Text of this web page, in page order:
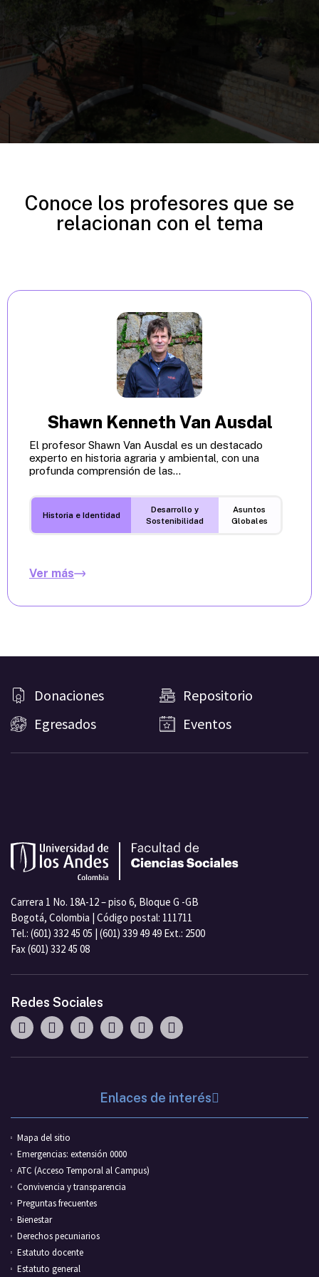
Conoce los profesores que se
relacionan con el tema
Shawn Kenneth Van Ausdal
El profesor Shawn Van Ausdal es un destacado
experto en historia agraria y ambiental, con una
profunda comprensión de las...
Historia e Identidad
Desarrollo y
Sostenibilidad
Asuntos
Globales
Ver más
Donaciones
Repositorio
Egresados
Eventos
Carrera 1 No. 18A-12 – piso 6, Bloque G -GB
Bogotá, Colombia | Código postal: 111711
Tel.: (601) 332 45 05 | (601) 339 49 49 Ext.: 2500
Fax (601) 332 45 08
Redes Sociales
Enlaces de interés
Mapa del sitio
Emergencias: extensión 0000
ATC (Acceso Temporal al Campus)
Convivencia y transparencia
Preguntas frecuentes
Bienestar
Derechos pecuniarios
Estatuto docente
Estatuto general